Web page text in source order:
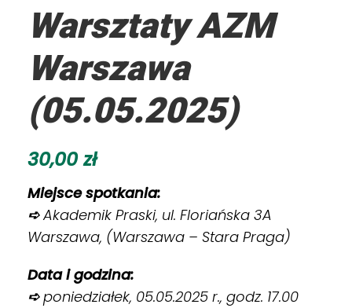
Warsztaty AZM
Warszawa
(05.05.2025)
30,00zł
Miejsce spotkania:
➪Akademik Praski, ul. Floriańska 3A
Warszawa, (Warszawa – Stara Praga)
Data i godzina:
➪poniedziałek, 05.05.2025 r., godz. 17.00